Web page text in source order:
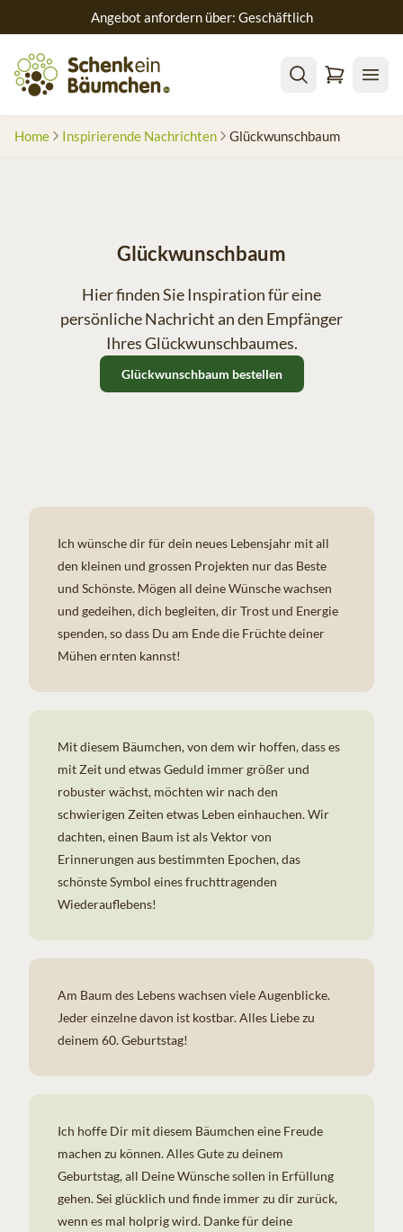
Angebot anfordern über: Geschäftlich
Home Inspirierende Nachrichten Glückwunschbaum
Glückwunschbaum
Hier finden Sie Inspiration für eine
persönliche Nachricht an den Empfänger
Ihres Glückwunschbaumes.
Glückwunschbaum bestellen
Ich wünsche dir für dein neues Lebensjahr mit all
den kleinen und grossen Projekten nur das Beste
und Schönste. Mögen all deine Wünsche wachsen
und gedeihen, dich begleiten, dir Trost und Energie
spenden, so dass Du am Ende die Früchte deiner
Mühen ernten kannst!
Mit diesem Bäumchen, von dem wir hoffen, dass es
mit Zeit und etwas Geduld immer größer und
robuster wächst, möchten wir nach den
schwierigen Zeiten etwas Leben einhauchen. Wir
dachten, einen Baum ist als Vektor von
Erinnerungen aus bestimmten Epochen, das
schönste Symbol eines fruchttragenden
Wiederauflebens!
Am Baum des Lebens wachsen viele Augenblicke.
Jeder einzelne davon ist kostbar. Alles Liebe zu
deinem 60. Geburtstag!
Ich hoffe Dir mit diesem Bäumchen eine Freude
machen zu können. Alles Gute zu deinem
Geburtstag, all Deine Wünsche sollen in Erfüllung
gehen. Sei glücklich und finde immer zu dir zurück,
wenn es mal holprig wird. Danke für deine